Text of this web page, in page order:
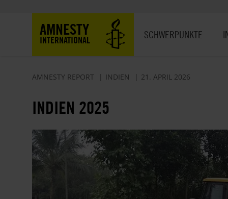
AMNESTY
INTERNATIONAL SCHWERPUNKTE
AMNESTY REPORT INDIEN 21. APRIL 2026
INDIEN 2025